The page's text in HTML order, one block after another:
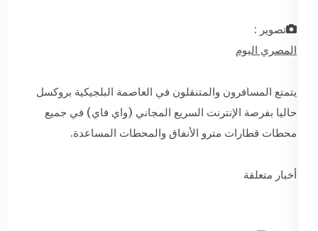
تصوير :
المصري اليوم
يتمتع المسافرون والمتنقلون في العاصمة البلجيكية بروكسل
حاليا بفرصة الإنترنت السريع المجاني (واي فاي) في جميع
محطات قطارات مترو الأنفاق والمحطات المساعدة.
أخبار متعلقة